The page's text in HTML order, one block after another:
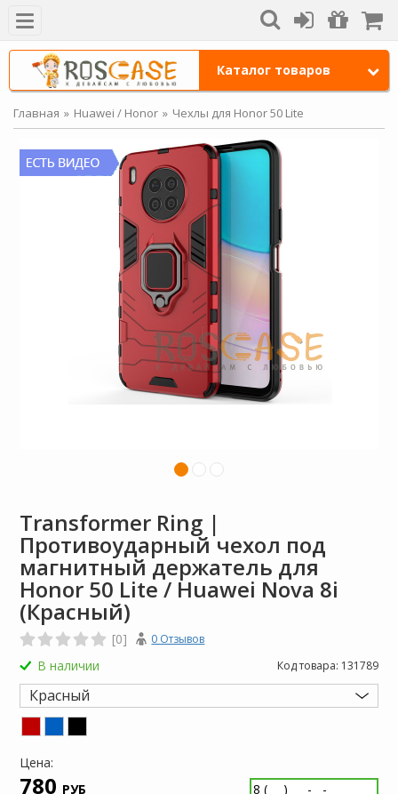
Каталог товаров
Главная Huawei / Honor Чехлы для Honor 50 Lite
Transformer Ring |
Противоударный чехол под
магнитный держатель для
Honor 50 Lite / Huawei Nova 8i
(Красный)
[0] 0 Отзывов
В наличии Код товара: 131789
Красный
Цена:
780 РУБ